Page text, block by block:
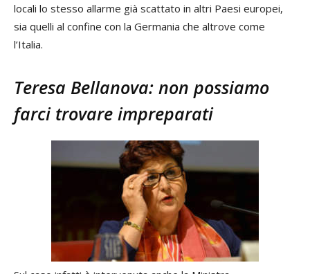
locali lo stesso allarme già scattato in altri Paesi europei,
sia quelli al confine con la Germania che altrove come
l’Italia.
Teresa Bellanova: non possiamo
farci trovare impreparati